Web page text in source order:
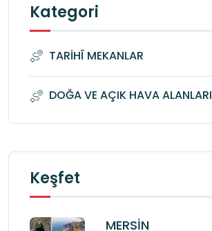
Kategori
TARİHÎ MEKANLAR
DOĞA VE AÇIK HAVA ALANLARI
Keşfet
MERSİN